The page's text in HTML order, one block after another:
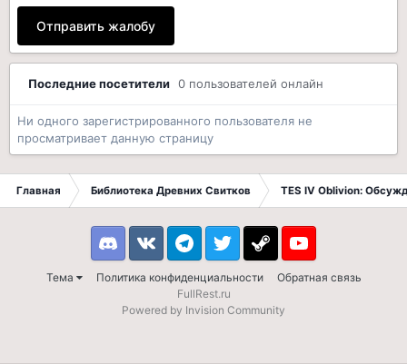
Отправить жалобу
Последние посетители 0 пользователей онлайн
Ни одного зарегистрированного пользователя не
просматривает данную страницу
Главная Библиотека Древних Свитков TES IV Oblivion:
Тема Политика конфиденциальности Обратная связь
DiscordVK TelegramTwitter Steam Youtube
FullRest.ru
Powered by Invision Community